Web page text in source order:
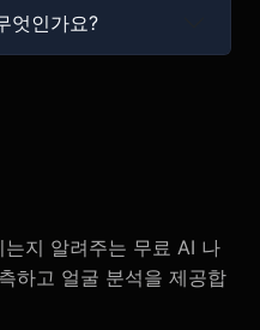
엇인가요?
지 알려주는 무료 AI 나
하고 얼굴 분석을 제공합